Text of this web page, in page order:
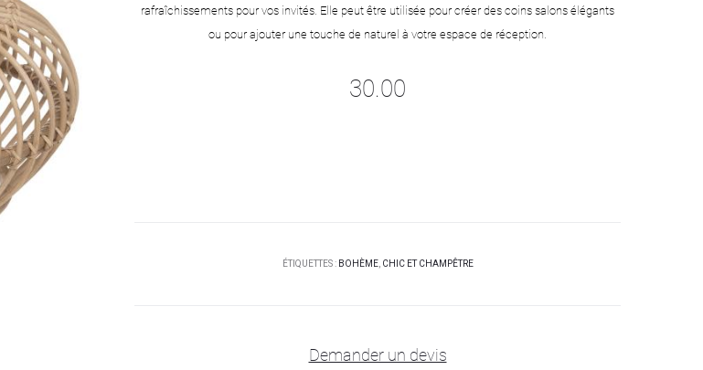
rafraîchissements pour vos invités. Elle peut être utilisée pour créer des coins salons élégants
ou pour ajouter une touche de naturel à votre espace de réception.
30.00
ÉTIQUETTES : BOHÈME, CHIC ET CHAMPÊTRE
Demander un devis